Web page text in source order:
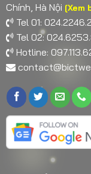
Chính, Hà Nội [Xem
Tel 01:
Tel 02:
Hotline: